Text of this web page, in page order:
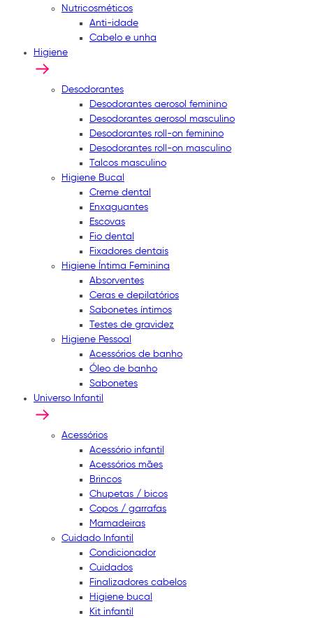
Nutricosméticos
Anti-idade
Cabelo e unha
Higiene
Desodorantes
Desodorantes aerosol feminino
Desodorantes aerosol masculino
Desodorantes roll-on feminino
Desodorantes roll-on masculino
Talcos masculino
Higiene Bucal
Creme dental
Enxaguantes
Escovas
Fio dental
Fixadores dentais
Higiene Íntima Feminina
Absorventes
Ceras e depilatórios
Sabonetes íntimos
Testes de gravidez
Higiene Pessoal
Acessórios de banho
Óleo de banho
Sabonetes
Universo Infantil
Acessórios
Acessório infantil
Acessórios mães
Brincos
Chupetas / bicos
Copos / garrafas
Mamadeiras
Cuidado Infantil
Condicionador
Cuidados
Finalizadores cabelos
Higiene bucal
Kit infantil